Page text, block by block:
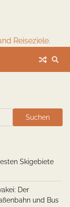
Reiseziele.
Suchen
Skigebiete
Der
und Bus